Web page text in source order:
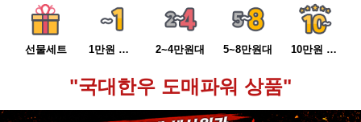
선물세트 1만원 이하 2~4만원대 5~8만원대 10만원 이상
"국대한우 도매파워 상품"